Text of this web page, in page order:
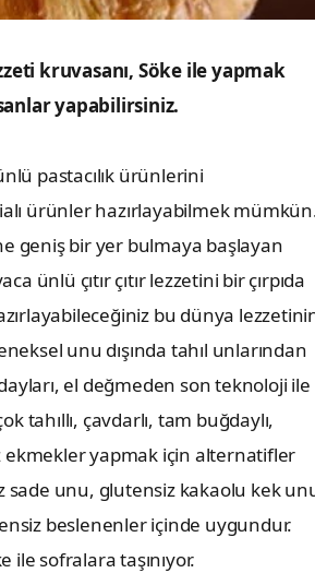
kruvasanı, Söke ile yapmak
yapabilirsiniz.
pastacılık ürünlerini
ürünler hazırlayabilmek
geniş bir yer bulmaya başlayan
ünlü çıtır çıtır lezzetini bir çırpıda
bu dünya
unu dışında tahıl unlarından
el değmeden son teknoloji ile
tahıllı, çavdarlı, tam buğdaylı,
ekmekler yapmak için alternatifler
sade unu, glutensiz kakaolu kek
beslenenler içinde uygundur.
sofralara taşınıyor.